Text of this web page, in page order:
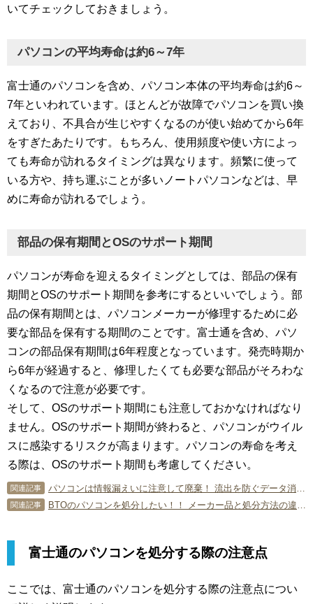
いてチェックしておきましょう。
パソコンの平均寿命は約6～7年
富士通のパソコンを含め、パソコン本体の平均寿命は約6～
7年といわれています。ほとんどが故障でパソコンを買い換
えており、不具合が生じやすくなるのが使い始めてから6年
をすぎたあたりです。もちろん、使用頻度や使い方によっ
ても寿命が訪れるタイミングは異なります。頻繁に使って
いる方や、持ち運ぶことが多いノートパソコンなどは、早
めに寿命が訪れるでしょう。
部品の保有期間とOSのサポート期間
パソコンが寿命を迎えるタイミングとしては、部品の保有
期間とOSのサポート期間を参考にするといいでしょう。部
品の保有期間とは、パソコンメーカーが修理するために必
要な部品を保有する期間のことです。富士通を含め、パソ
コンの部品保有期間は6年程度となっています。発売時期か
ら6年が経過すると、修理したくても必要な部品がそろわな
くなるので注意が必要です。
そして、OSのサポート期間にも注意しておかなければなり
ません。OSのサポート期間が終わると、パソコンがウイル
スに感染するリスクが高まります。パソコンの寿命を考え
る際は、OSのサポート期間も考慮してください。
関連記事
関連記事
富士通のパソコンを処分する際の注意点
ここでは、富士通のパソコンを処分する際の注意点につい